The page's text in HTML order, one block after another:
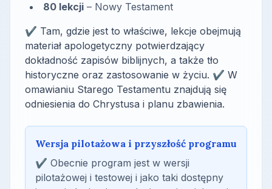
80 lekcji – Nowy Testament
✔ Tam, gdzie jest to właściwe, lekcje obejmują
materiał apologetyczny potwierdzający
dokładność zapisów biblijnych, a także tło
historyczne oraz zastosowanie w życiu. ✔ W
omawianiu Starego Testamentu znajdują się
odniesienia do Chrystusa i planu zbawienia.
Wersja pilotażowa i przyszłość programu
✔ Obecnie program jest w wersji
pilotażowej i testowej i jako taki dostępny